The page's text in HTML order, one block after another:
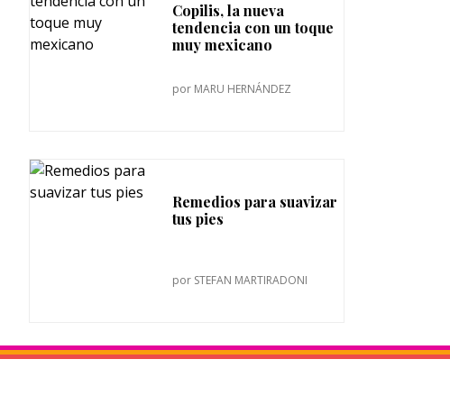
Copilis, la nueva
tendencia con un toque
muy mexicano
por MARU HERNÁNDEZ
Remedios para suavizar
tus pies
por STEFAN MARTIRADONI